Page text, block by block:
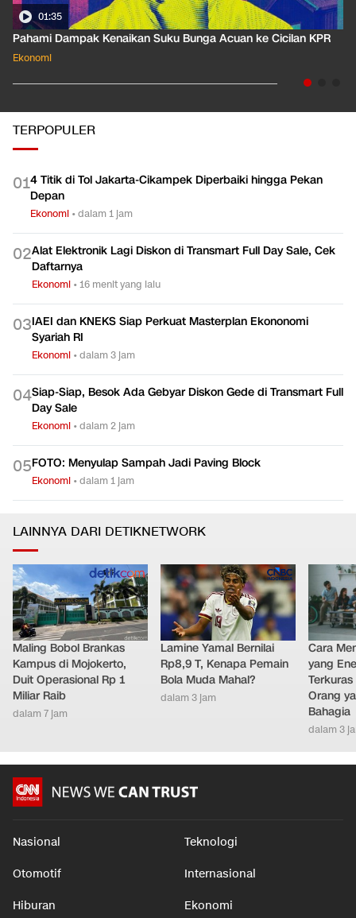
01:35
Pahami Dampak Kenaikan Suku Bunga Acuan ke Cicilan KPR
Ekonomi
TERPOPULER
014 Titik di Tol Jakarta-Cikampek Diperbaiki hingga Pekan
Depan
Ekonomi •dalam 1 jam
02Alat Elektronik Lagi Diskon di Transmart Full Day Sale, Cek
Daftarnya
Ekonomi •16 menit yang lalu
03IAEI dan KNEKS Siap Perkuat Masterplan Ekononomi
Syariah RI
Ekonomi •dalam 3 jam
04Siap-Siap, Besok Ada Gebyar Diskon Gede di Transmart Full
Day Sale
Ekonomi •dalam 2 jam
05FOTO: Menyulap Sampah Jadi Paving Block
Ekonomi •dalam 1 jam
LAINNYA DARI DETIKNETWORK
Maling Bobol Brankas
Kampus di Mojokerto,
Duit Operasional Rp 1
Miliar Raib
dalam 7 jam
Lamine Yamal Bernilai
Rp8,9 T, Kenapa Pemain
Bola Muda Mahal?
dalam 3 jam
Cara
yang
Orang
Bahagia
dalam 3
Nasional Teknologi
Otomotif Internasional
Hiburan Ekonomi